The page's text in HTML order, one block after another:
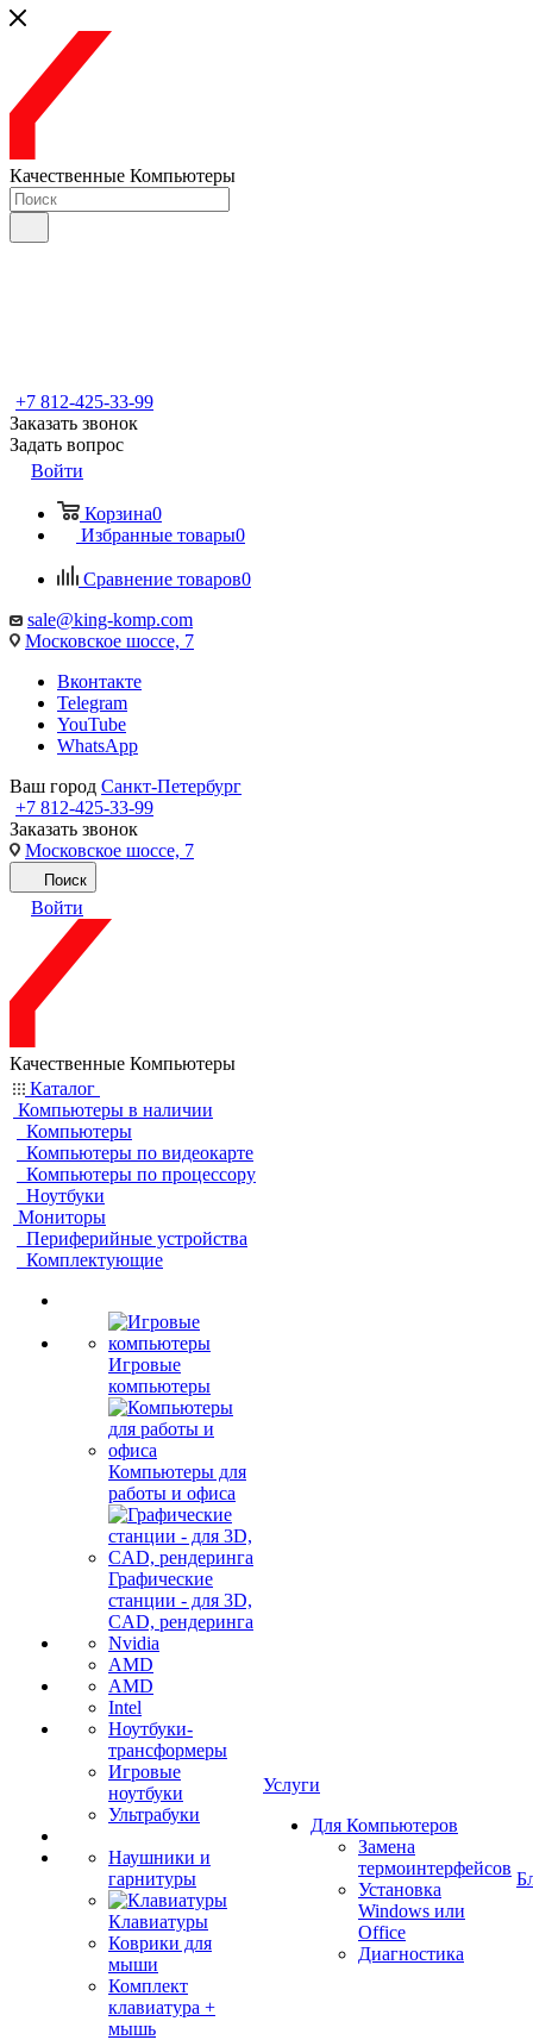
Качественные Компьютеры
+7 812-425-33-99
Заказать звонок
Задать вопрос
Войти
Корзина0
Избранные товары0
Сравнение товаров0
sale@king-komp.com
Московское шоссе, 7
Вконтакте
Telegram
YouTube
WhatsApp
Ваш город Санкт-Петербург
+7 812-425-33-99
Заказать звонок
Московское шоссе, 7
Поиск
Войти
Качественные Компьютеры
Каталог
Компьютеры в наличии
Компьютеры
Компьютеры по видеокарте
Компьютеры по процессору
Ноутбуки
Мониторы
Периферийные устройства
Комплектующие
Игровые
компьютеры
Компьютеры для
работы и офиса
Графические
станции - для 3D,
CAD, рендеринга
Nvidia
AMD
AMD
Intel
Ноутбуки-
трансформеры
Игровые
ноутбуки
Ультрабуки
Наушники и
гарнитуры
Клавиатуры
Коврики для
мыши
Комплект
клавиатура +
мышь
Услуги
Для Компьютеров
Замена
термоинтерфейсов
Установка
Windows или
Office
Диагностика